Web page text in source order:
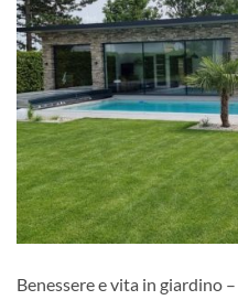
Benessere e vita in giardino